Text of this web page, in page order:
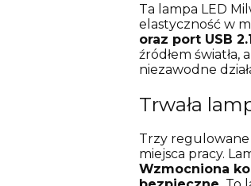
Ta lampa LED
elastyczność w
oraz port USB
źródłem
niezawodne
Trwała
Trzy regulowane
miejsca pracy.
Wzmocniona